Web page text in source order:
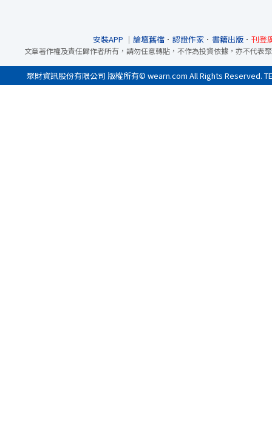
安裝APP ｜ 論壇舊檔． 認證作家． 書籍出版． 刊登
文章著作權及責任歸作者所有，請勿任意轉貼，不作為投資依據，亦不代
聚財資訊股份有限公司 版權所有© wearn.com All Rights Reserved.